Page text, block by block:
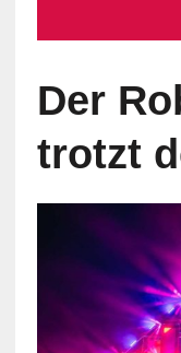
Der
trotzt